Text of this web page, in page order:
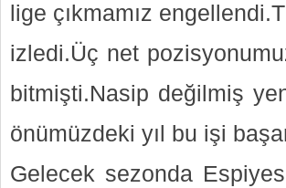
lige çıkmamız
izledi.Üç net
bitmişti.Nasip değilmiş
önümüzdeki yıl bu işi
Gelecek sezonda